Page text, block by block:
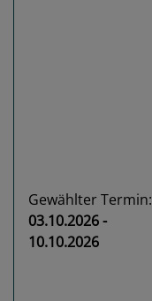
Gewählter Termin:
03.10.2026 -
10.10.2026